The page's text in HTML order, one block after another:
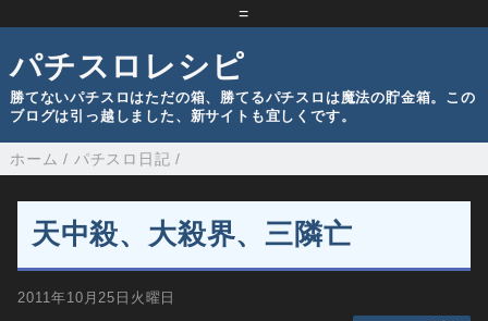
=
パチスロレシピ
勝てないパチスロはただの箱、勝てるパチスロは魔法の貯金箱。この
ブログは引っ越しました、新サイトも宜しくです。
ホーム / パチスロ日記 /
天中殺、大殺界、三隣亡
2011年10月25日火曜日